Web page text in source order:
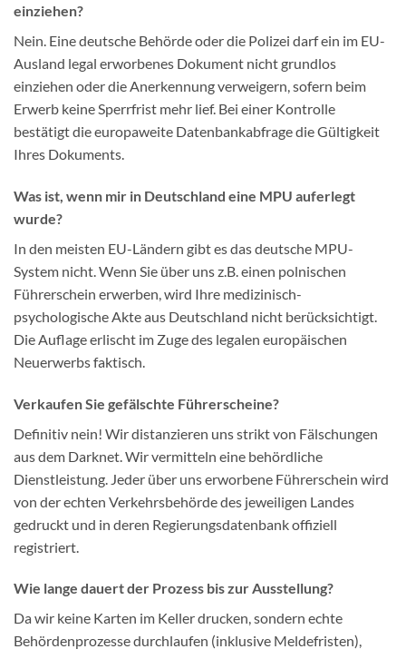
einziehen?
Nein. Eine deutsche Behörde oder die Polizei darf ein im EU-
Ausland legal erworbenes Dokument nicht grundlos
einziehen oder die Anerkennung verweigern, sofern beim
Erwerb keine Sperrfrist mehr lief. Bei einer Kontrolle
bestätigt die europaweite Datenbankabfrage die Gültigkeit
Ihres Dokuments.
Was ist, wenn mir in Deutschland eine MPU auferlegt
wurde?
In den meisten EU-Ländern gibt es das deutsche MPU-
System nicht. Wenn Sie über uns z.B. einen polnischen
Führerschein erwerben, wird Ihre medizinisch-
psychologische Akte aus Deutschland nicht berücksichtigt.
Die Auflage erlischt im Zuge des legalen europäischen
Neuerwerbs faktisch.
Verkaufen Sie gefälschte Führerscheine?
Definitiv nein! Wir distanzieren uns strikt von Fälschungen
aus dem Darknet. Wir vermitteln eine behördliche
Dienstleistung. Jeder über uns erworbene Führerschein wird
von der echten Verkehrsbehörde des jeweiligen Landes
gedruckt und in deren Regierungsdatenbank offiziell
registriert.
Wie lange dauert der Prozess bis zur Ausstellung?
Da wir keine Karten im Keller drucken, sondern echte
Behördenprozesse durchlaufen (inklusive Meldefristen),